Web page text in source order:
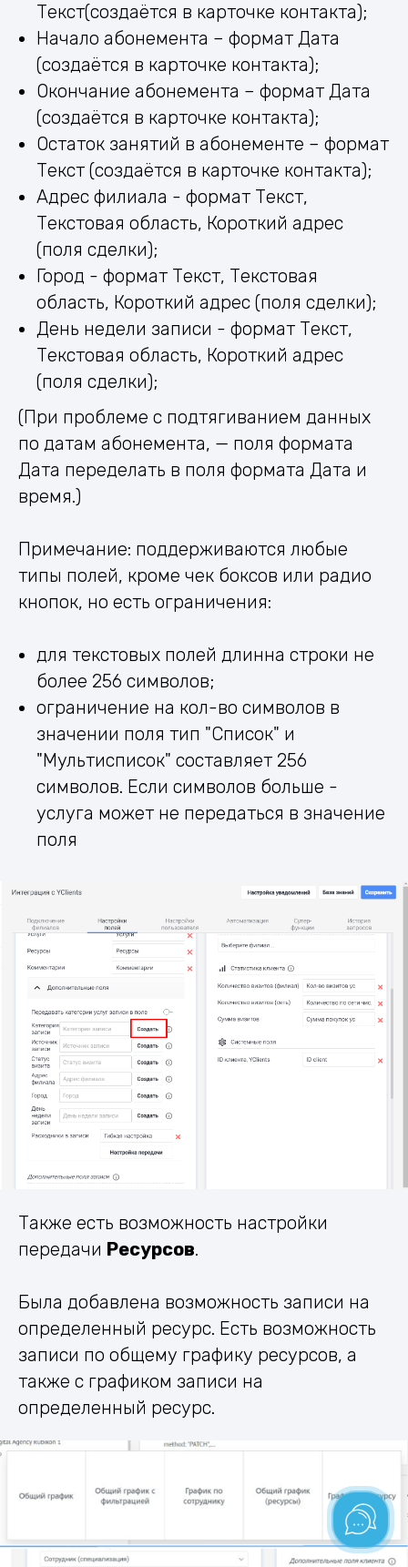
Текст(создаётся в карточке контакта);
Начало абонемента – формат Дата
(создаётся в карточке контакта);
Окончание абонемента – формат Дата
(создаётся в карточке контакта);
Остаток занятий в абонементе – формат
Текст (создаётся в карточке контакта);
Адрес филиала - формат Текст,
Текстовая область, Короткий адрес
(поля сделки);
Город - формат Текст, Текстовая
область, Короткий адрес (поля сделки);
День недели записи - формат Текст,
Текстовая область, Короткий адрес
(поля сделки);
(При проблеме с подтягиванием данных
по датам абонемента, — поля формата
Дата переделать в поля формата Дата и
время.)
Примечание: поддерживаются любые
типы полей, кроме чек боксов или радио
кнопок, но есть ограничения:
для текстовых полей длинна строки не
более 256 символов;
oграничение на кол-во символов в
значении поля тип "Список" и
"Мультисписок" составляет 256
символов. Если символов больше -
услуга может не передаться в значение
поля
Также есть возможность настройки
передачи Ресурсов.
Была добавлена возможность записи на
определенный ресурс. Есть возможность
записи по общему графику ресурсов, а
также с графиком записи на
определенный ресурс.